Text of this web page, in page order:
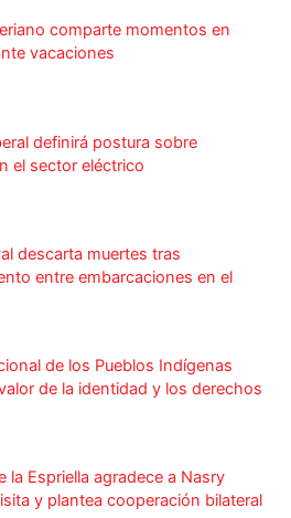
comparte momentos en
vacaciones
definirá postura sobre
el sector eléctrico
descarta muertes tras
entre embarcaciones en el
de los Pueblos Indígenas
de la identidad y los derechos
la Espriella agradece a Nasry
y plantea cooperación bilateral